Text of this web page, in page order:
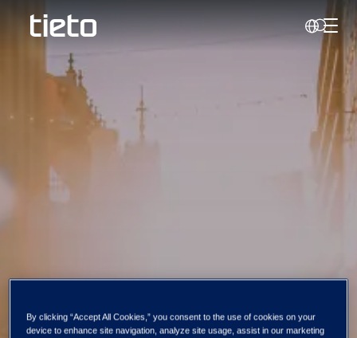
Sök
Ny mätning:
By clicking “Accept All Cookies,” you consent to the use of cookies on your
device to enhance site navigation, analyze site usage, assist in our marketing